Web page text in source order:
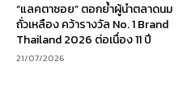
“แลคตาซอย” ตอกย้ำผู้นำตลาดนม
ถั่วเหลือง คว้ารางวัล No. 1 Brand
Thailand 2026 ต่อเนื่อง 11 ปี
21/07/2026